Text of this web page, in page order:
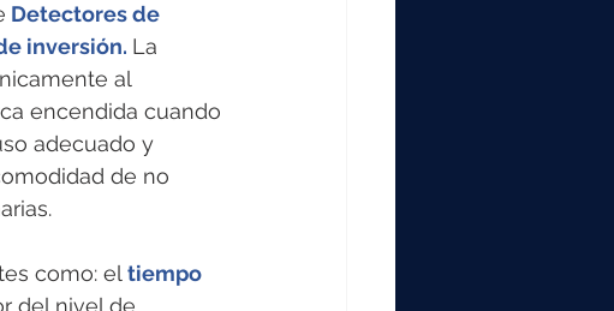
Detectores de
inversión. La
al
encendida cuando
adecuado y
de no
como: el tiempo
del nivel de